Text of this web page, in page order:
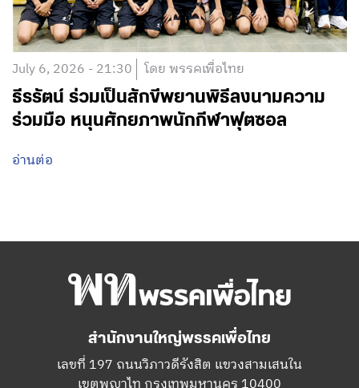
July 6, 2026 - 21:30 โดย พรรคเพื่อไทย
ธีรรัตน์ ร่วมเป็นสักขีพยานพิธีลงนามความ
ร่วมมือ หนุนศักยภาพนักกีฬาฟุตซอล
อ่านต่อ
สำนักงานใหญ่พรรคเพื่อไทย
เลขที่ 197 ถนนวิภาวดีรังสิต แขวงสามเสนใน